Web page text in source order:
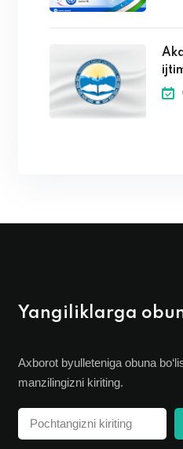
Yangiliklarga
Axborot byulleteniga obuna
manzilingizni kiriting.